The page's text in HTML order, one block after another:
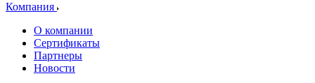
Компания
О компании
Сертификаты
Партнеры
Новости